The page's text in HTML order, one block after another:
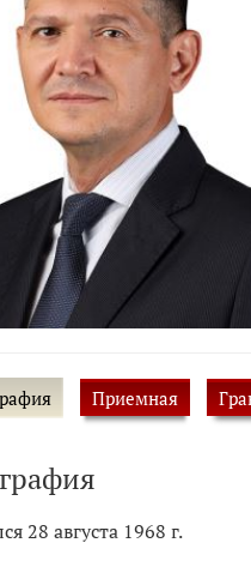
Приемная
28 августа 1968 г.